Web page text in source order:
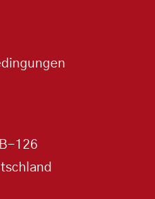
126